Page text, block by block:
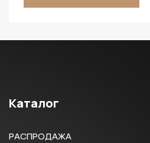
Каталог
РАСПРОДАЖА